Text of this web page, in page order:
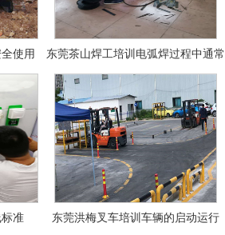
使用
东莞茶山焊工培训电弧焊过程中通常
会采取以下措施
准 东莞洪梅叉车培训车辆的启动运行